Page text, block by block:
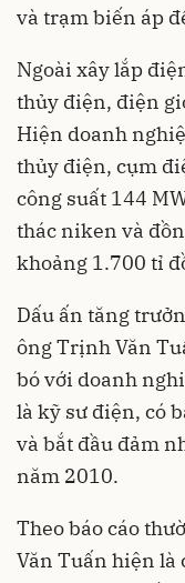
và trạm biến áp
Ngoài xây lắp
thủy điện, điện
Hiện doanh
thủy điện, cụm
công suất 144
thác niken và
khoảng 1.700 tỉ
Dấu ấn tăng
ông Trịnh Văn
bó với doanh
là kỹ sư điện, có
và bắt đầu đảm
năm 2010.
Theo báo cáo
Văn Tuấn hiện là